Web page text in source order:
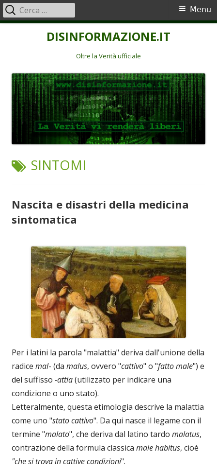
DISINFORMAZIONE.IT
Oltre la Verità ufficiale
Menu
principale
Menu
Ricerca
per:
TAG:
SINTOMI
Nascita e disastri della medicina
sintomatica
Per i latini la parola "malattia" deriva dall'unione della
radice mal- (da malus, ovvero "cattivo" o "fatto male") e
del suffisso -attia(utilizzato per indicare una
condizione o uno stato).
Letteralmente, questa etimologia descrive la malattia
come uno "stato cattivo". Da qui nasce il legame con il
termine "malato", che deriva dal latino tardo malatus,
contrazione della formula classica male habitus, cioè
"che si trova in cattive condizioni".